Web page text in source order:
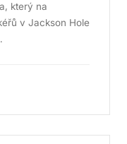
který na
v Jackson Hole